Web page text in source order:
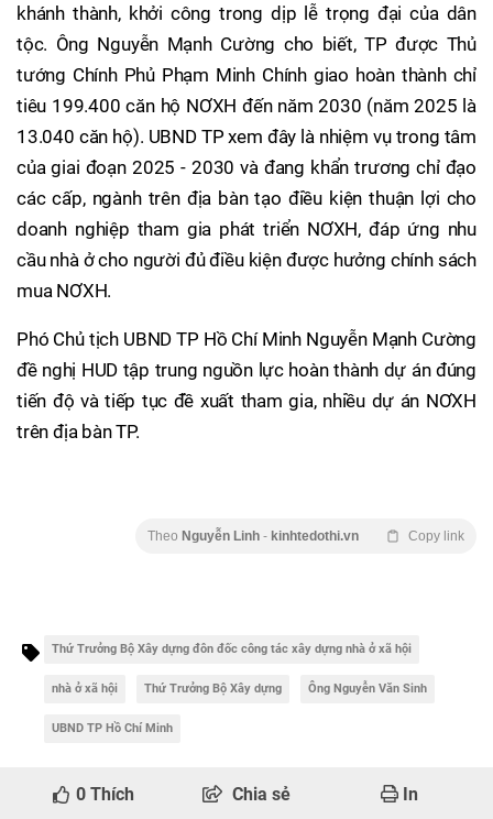
khánh thành, khởi công trong dịp lễ trọng đại của dân
tộc. Ông Nguyễn Mạnh Cường cho biết, TP được Thủ
tướng Chính Phủ Phạm Minh Chính giao hoàn thành chỉ
tiêu 199.400 căn hộ NƠXH đến năm 2030 (năm 2025 là
13.040 căn hộ). UBND TP xem đây là nhiệm vụ trong tâm
của giai đoạn 2025 - 2030 và đang khẩn trương chỉ đạo
các cấp, ngành trên địa bàn tạo điều kiện thuận lợi cho
doanh nghiệp tham gia phát triển NƠXH, đáp ứng nhu
cầu nhà ở cho người đủ điều kiện được hưởng chính sách
mua NƠXH.
Phó Chủ tịch UBND TP Hồ Chí Minh Nguyễn Mạnh Cường
đề nghị HUD tập trung nguồn lực hoàn thành dự án đúng
tiến độ và tiếp tục đề xuất tham gia, nhiều dự án NƠXH
trên địa bàn TP.
Theo Nguyễn Linh - kinhtedothi.vn Copy link
Thứ Trưởng Bộ Xây dựng đôn đốc công tác xây dựng nhà ở xã hội
nhà ở xã hội Thứ Trưởng Bộ Xây dựng Ông Nguyễn Văn Sinh
UBND TP Hồ Chí Minh
0 Thích Chia sẻ In